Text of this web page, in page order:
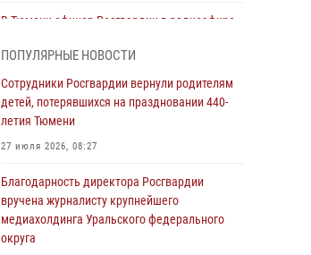
В Тюмени офицер Росгвардии в радиоэфире
владения оружием
05 августа 2026, 09:56 2
Военнослужащие Росгвардии сбили дрон-
Стальной характер продемонстрировали
росгвардейцы в ходе масштабных
спортивных событий на Урале
ПОПУЛЯРНЫЕ НОВОСТИ
Сотрудники Росгвардии вернули родителям
детей, потерявшихся на праздновании 440-
летия Тюмени
27 июля 2026, 08:27
Благодарность директора Росгвардии
вручена журналисту крупнейшего
медиахолдинга Уральского федерального
округа